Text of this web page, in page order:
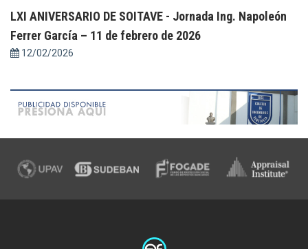
LXI ANIVERSARIO DE SOITAVE - Jornada Ing. Napoleón
Ferrer García – 11 de febrero de 2026
12/02/2026